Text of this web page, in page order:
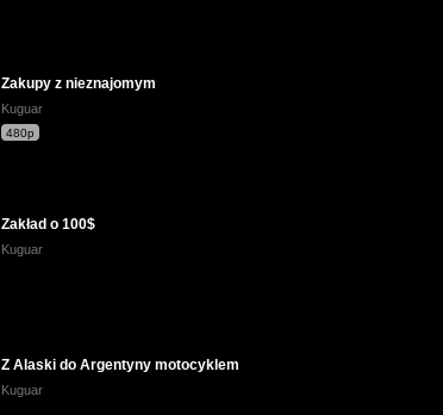
Zakupy z nieznajomym
Kuguar
480p
Zakład o 100$
Kuguar
Z Alaski do Argentyny motocyklem
Kuguar